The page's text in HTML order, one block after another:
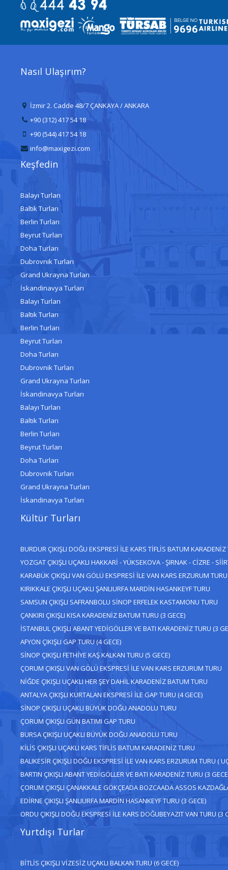
Nasıl Ulaşırım?
İzmir 2. Cadde 48/7 ÇANKAYA / ANKARA
+90 (312) 417 54 18
+90 (544) 417 54 18
info@maxigezi.com
Keşfedin
Balayı Turları
Baltık Turları
Berlin Turları
Beyrut Turları
Doha Turları
Dubrovnik Turları
Grand Ukrayna Turları
İskandinavya Turları
Balayı Turları
Baltık Turları
Berlin Turları
Beyrut Turları
Doha Turları
Dubrovnik Turları
Grand Ukrayna Turları
İskandinavya Turları
Balayı Turları
Baltık Turları
Berlin Turları
Beyrut Turları
Doha Turları
Dubrovnik Turları
Grand Ukrayna Turları
İskandinavya Turları
Kültür Turları
BURDUR ÇIKIŞLI DOĞU EKSPRESİ İLE KARS TİFLİS BATUM KARADENİZ
YOZGAT ÇIKIŞLI UÇAKLI HAKKARİ - YÜKSEKOVA - ŞIRNAK - CİZRE -
KARABÜK ÇIKIŞLI VAN GÖLÜ EKSPRESİ İLE VAN KARS ERZURUM TURU
KIRIKKALE ÇIKIŞLI UÇAKLI ŞANLIURFA MARDİN HASANKEYF TURU
SAMSUN ÇIKIŞLI SAFRANBOLU SİNOP ERFELEK KASTAMONU TURU
ÇANKIRI ÇIKIŞLI KISA KARADENİZ BATUM TURU (3 GECE)
İSTANBUL ÇIKIŞLI ABANT YEDİGÖLLER VE BATI KARADENİZ TURU (3
AFYON ÇIKIŞLI GAP TURU (4 GECE)
SİNOP ÇIKIŞLI FETHİYE KAŞ KALKAN TURU (5 GECE)
ÇORUM ÇIKIŞLI VAN GÖLÜ EKSPRESİ İLE VAN KARS ERZURUM TURU
NİĞDE ÇIKIŞLI UÇAKLI HER ŞEY DAHİL KARADENİZ BATUM TURU
ANTALYA ÇIKIŞLI KURTALAN EKSPRESİ İLE GAP TURU (4 GECE)
SİNOP ÇIKIŞLI UÇAKLI BÜYÜK DOĞU ANADOLU TURU
ÇORUM ÇIKIŞLI GÜN BATIMI GAP TURU
BURSA ÇIKIŞLI UÇAKLI BÜYÜK DOĞU ANADOLU TURU
KİLİS ÇIKIŞLI UÇAKLI KARS TİFLİS BATUM KARADENİZ TURU
BALIKESİR ÇIKIŞLI DOĞU EKSPRESİ İLE VAN KARS ERZURUM TURU (
BARTIN ÇIKIŞLI ABANT YEDİGÖLLER VE BATI KARADENİZ TURU (3
ÇORUM ÇIKIŞLI ÇANAKKALE GÖKÇEADA BOZCAADA ASSOS
EDİRNE ÇIKIŞLI ŞANLIURFA MARDİN HASANKEYF TURU (3 GECE)
ORDU ÇIKIŞLI DOĞU EKSPRESİ İLE KARS DOĞUBEYAZIT VAN TURU (3
Yurtdışı Turlar
BİTLİS ÇIKIŞLI VİZESİZ UÇAKLI BALKAN TURU (6 GECE)